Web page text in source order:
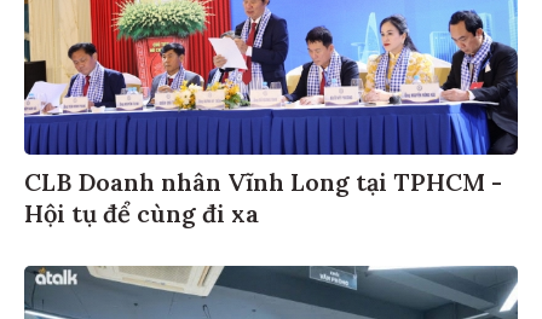
CLB Doanh nhân Vĩnh Long tại TPHCM -
Hội tụ để cùng đi xa